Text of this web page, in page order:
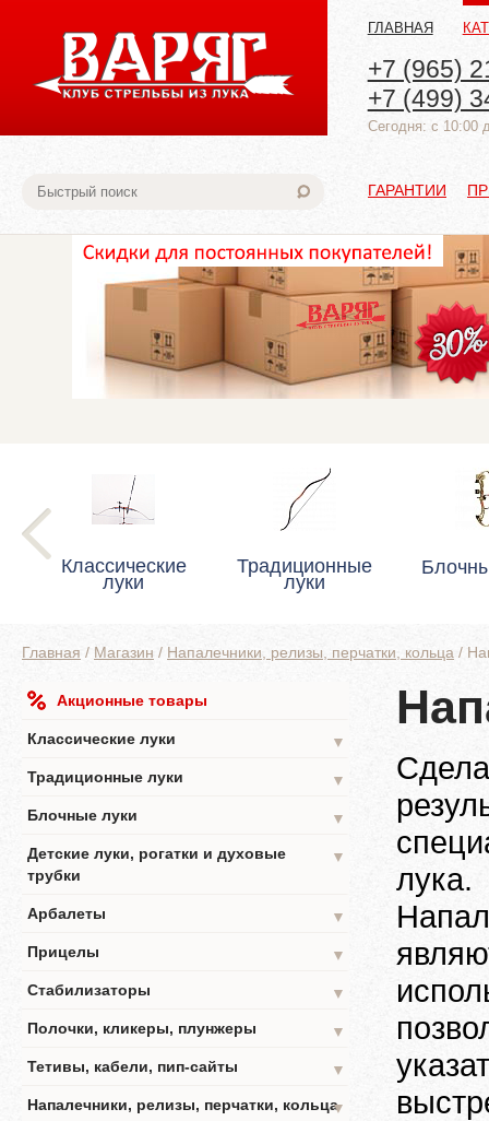
ГЛАВНАЯ
+7 (965)
+7 (499)
Cегодня: с 10:00
ГАРАНТИИ
Классические
луки
Традиционные
луки
Главная / Магазин / Напалечники, релизы, перчатки, кольца /
Акционные товары
Классические луки
▼
Традиционные луки
▼
Блочные луки
▼
Детские луки, рогатки и духовые
трубки
▼
Арбалеты
▼
Прицелы
▼
Стабилизаторы
▼
Полочки, кликеры, плунжеры
▼
Тетивы, кабели, пип-сайты
▼
Напалечники, релизы, перчатки, кольца▼
лука.